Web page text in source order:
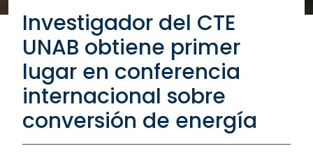
Investigador del CTE
UNAB obtiene primer
lugar en conferencia
internacional sobre
conversión de energía